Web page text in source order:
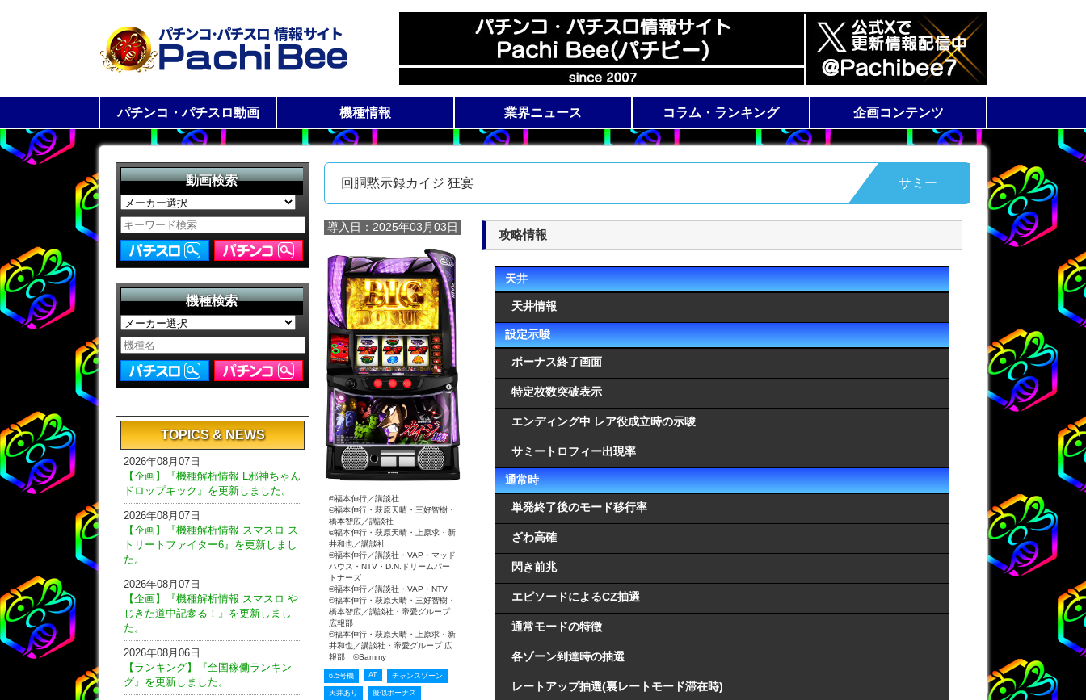
パチンコ・パチスロ動画
パチスロ動画一覧
パチンコ動画一覧
機種情報
パチスロ機種一覧
パチンコ機種一覧
業界ニュース
展示会ニュース
新機種導入日
コラム・ランキング
コラム
動画アクセスランキング
全国稼働ランキング
企画コンテンツ
機種解析情報
WEB 漫画
動画検索
機種検索
TOPICS & NEWS
2026年08月07日
【企画】『機種解析情報 L邪神ちゃん
ドロップキック』を更新しました。
2026年08月07日
【企画】『機種解析情報 スマスロ ス
トリートファイター6』を更新しまし
た。
2026年08月07日
【企画】『機種解析情報 スマスロ や
じきた道中記参る！』を更新しまし
た。
2026年08月06日
【ランキング】『全国稼働ランキン
グ』を更新しました。
回胴黙示録カイジ 狂宴 サミー
導入日：2025年03月03日
©福本伸行／講談社
©福本伸行・萩原天晴・三好智樹・
橋本智広／講談社
©福本伸行・萩原天晴・上原求・新
井和也／講談社
©福本伸行／講談社・VAP・マッド
ハウス・NTV・D.N.ドリームパー
トナーズ
©福本伸行／講談社・VAP・NTV
©福本伸行・萩原天晴・三好智樹・
橋本智広／講談社・帝愛グループ
広報部
©福本伸行・萩原天晴・上原求・新
井和也／講談社・帝愛グループ 広
報部 ©Sammy
6.5号機 AT チャンスゾーン
天井あり 擬似ボーナス
攻略情報
天井
天井情報
設定示唆
ボーナス終了画面
特定枚数突破表示
エンディング中 レア役成立時の示唆
サミートロフィー出現率
通常時
単発終了後のモード移行率
ざわ高確
閃き前兆
エピソードによるCZ抽選
通常モードの特徴
各ゾーン到達時の抽選
レートアップ抽選(裏レートモード滞在時)